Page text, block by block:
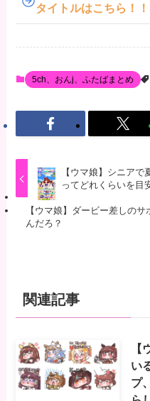
タイトルはこちら！！
5ch、おんj、ふたばまとめ
【ウマ娘】シニア
ってどれくらいを目
【ウマ娘】ダービー差しの
んだろ？
関連記事
い
プ